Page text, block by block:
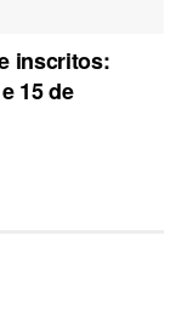
inscritos:
15 de